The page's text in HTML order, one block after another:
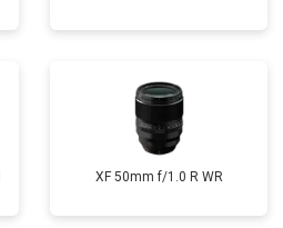
XF 50mm f/1.0 R WR